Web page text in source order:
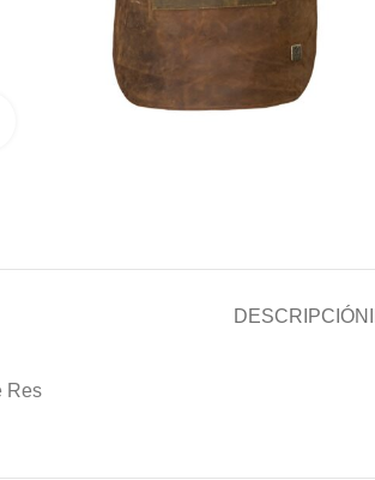
DESCRIPCIÓN
Res